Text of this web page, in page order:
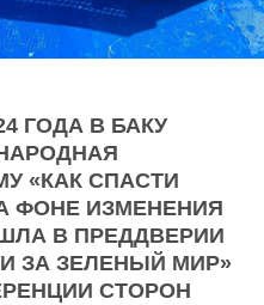
ГОДА В БАКУ
«КАК СПАСТИ
ФОНЕ ИЗМЕНЕНИЯ
В ПРЕДДВЕРИИ
ЗА ЗЕЛЕНЫЙ МИР»
СТОРОН